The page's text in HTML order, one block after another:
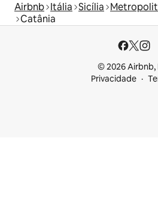
Airbnb Itália Sicília
Catânia
© 2026 Airbnb,
Privacidade